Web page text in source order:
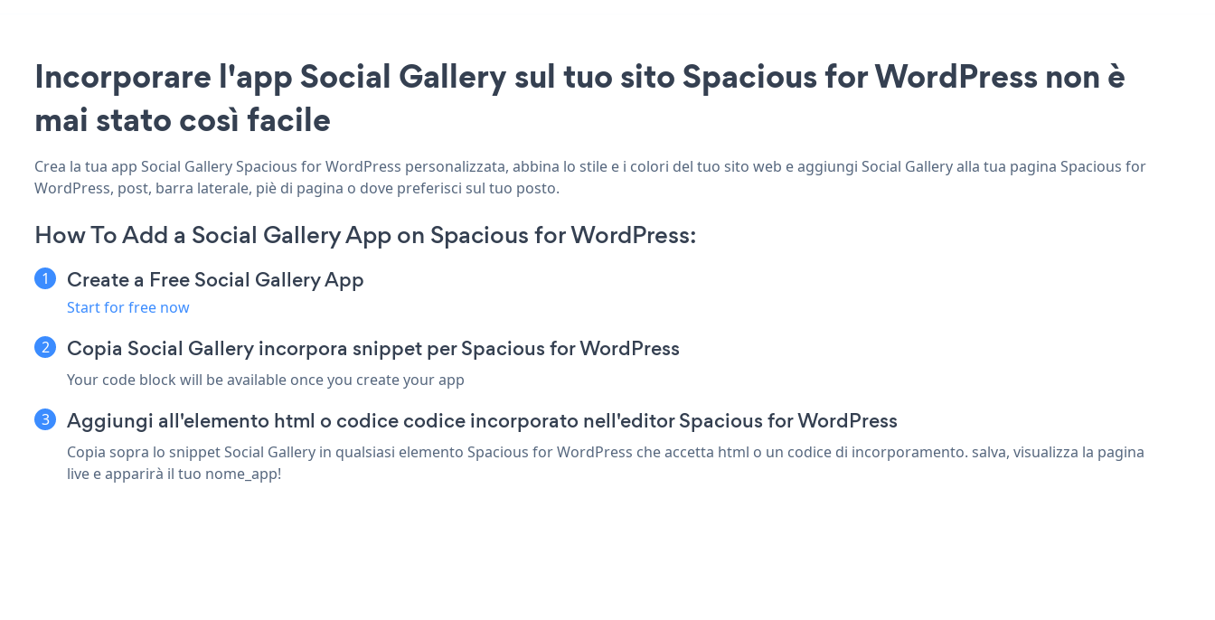
Incorporare l'app Social Gallery sul tuo sito Spacious for WordPress non è
mai stato così facile
Crea la tua app Social Gallery Spacious for WordPress personalizzata, abbina lo stile e i colori del tuo sito web e aggiungi Social Gallery alla tua pagina Spacious for
WordPress, post, barra laterale, piè di pagina o dove preferisci sul tuo posto.
How To Add a Social Gallery App on Spacious for WordPress:
Create a Free Social Gallery App
Start for free now
Copia Social Gallery incorpora snippet per Spacious for WordPress
Your code block will be available once you create your app
Aggiungi all'elemento html o codice codice incorporato nell'editor Spacious for WordPress
Copia sopra lo snippet Social Gallery in qualsiasi elemento Spacious for WordPress che accetta html o un codice di incorporamento. salva, visualizza la pagina
live e apparirà il tuo nome_app!